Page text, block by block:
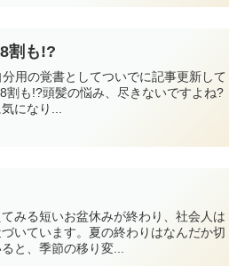
割も!?
用の覚書としてついでに記事更新して
割も!?頭髪の悩み、尽きないですよね?
になり...
みる短いお盆休みが終わり、社会人は
いています。夏の終わりはなんだか切
と、季節の移り変...